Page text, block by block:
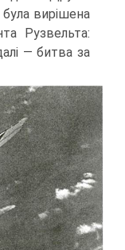
була вирішена
Рузвельта:
— битва за